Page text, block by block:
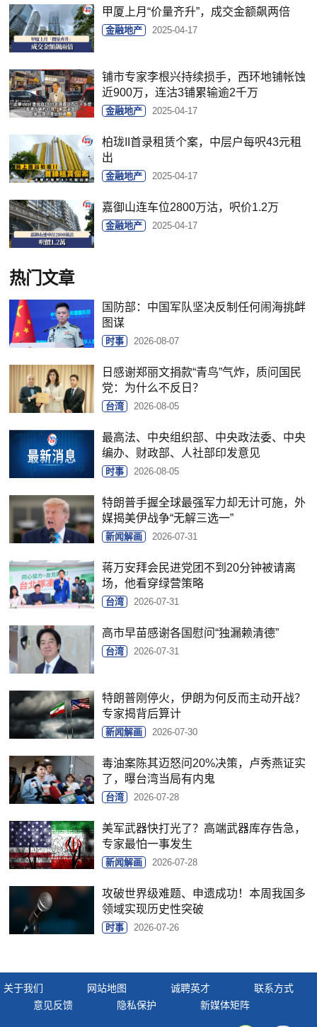
甲厦上月“价量齐升”，成交金额飙两倍
金融地产 2025-04-17
铺市专家李根兴持续损手，西环地铺帐蚀
近900万，连沽3铺累输逾2千万
金融地产 2025-04-17
柏珑II首录租赁个案，中层户每呎43元租
出
金融地产 2025-04-17
嘉御山连车位2800万沽，呎价1.2万
金融地产 2025-04-17
热门文章
国防部：中国军队坚决反制任何闹海挑衅
图谋
时事 2026-08-07
日感谢郑丽文捐款“青鸟”气炸，质问国民
党：为什么不反日？
台湾 2026-08-05
最高法、中央组织部、中央政法委、中央
编办、财政部、人社部印发意见
时事 2026-08-05
特朗普手握全球最强军力却无计可施，外
媒揭美伊战争“无解三选一”
新闻解画 2026-07-31
蒋万安拜会民进党团不到20分钟被请离
场，他看穿绿营策略
台湾 2026-07-31
高市早苗感谢各国慰问“独漏赖清德”
台湾 2026-07-31
特朗普刚停火，伊朗为何反而主动开战？
专家揭背后算计
新闻解画 2026-07-30
毒油案陈其迈怒问20%决策，卢秀燕证实
了，曝台湾当局有内鬼
台湾 2026-07-28
美军武器快打光了？高端武器库存告急，
专家最怕一事发生
新闻解画 2026-07-28
攻破世界级难题、申遗成功！本周我国多
领域实现历史性突破
时事 2026-07-26
关于我们 网站地图 诚聘英才
联系方式
意见反馈
隐私保护 新媒体矩阵